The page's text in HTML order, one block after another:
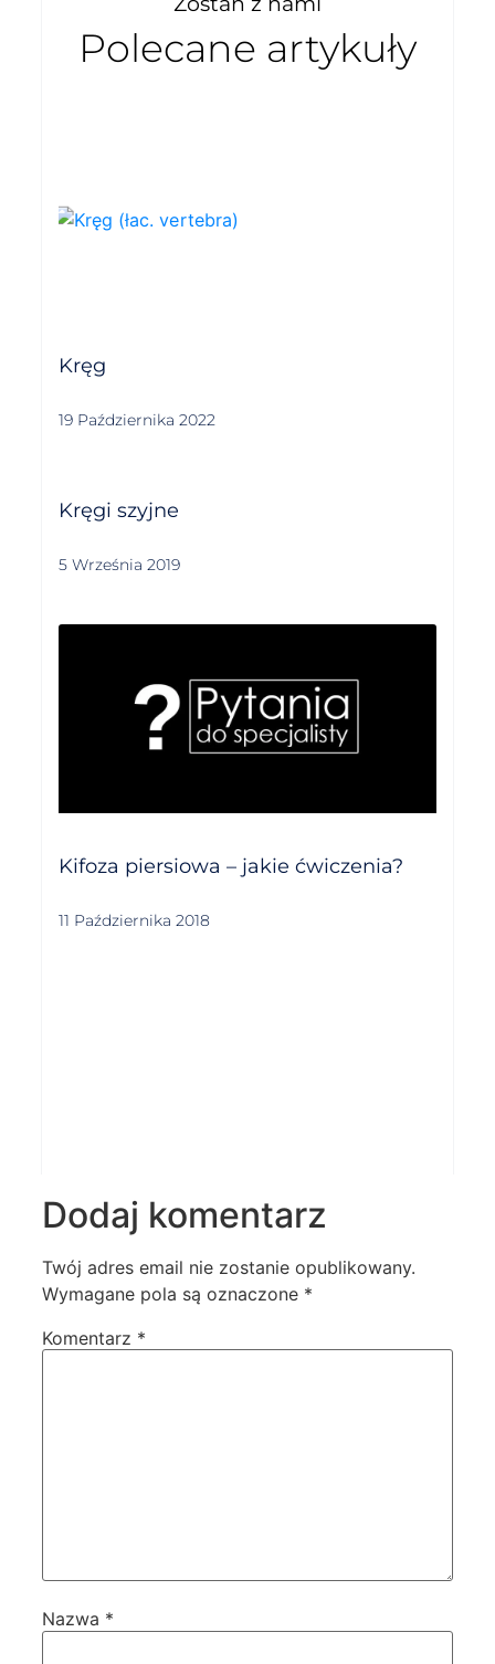
Polecane artykuły
Kręg
19 Października 2022
Kręgi szyjne
5 Września 2019
Kifoza piersiowa – jakie ćwiczenia?
11 Października 2018
Dodaj komentarz
Twój adres email nie zostanie opublikowany.
Wymagane pola są oznaczone *
Komentarz *
Nazwa *